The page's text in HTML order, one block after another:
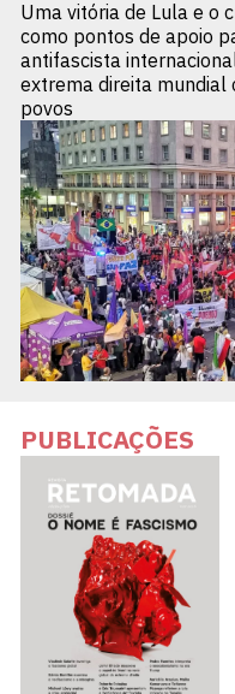
Uma vitória de Lula e o
como pontos de apoio
antifascista
extrema direita mundial
povos
PUBLICAÇÕES